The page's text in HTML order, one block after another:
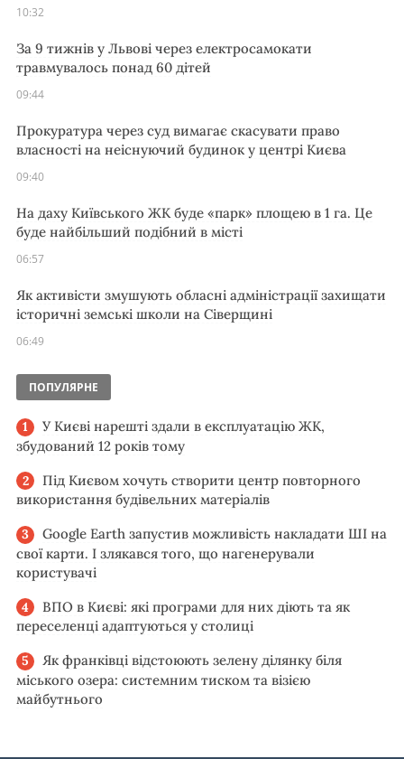
10:32
За 9 тижнів у Львові через електросамокати
травмувалось понад 60 дітей
09:44
Прокуратура через суд вимагає скасувати право
власності на неіснуючий будинок у центрі Києва
09:40
На даху Київського ЖК буде «парк» площею в 1 га. Це
буде найбільший подібний в місті
06:57
Як активісти змушують обласні адміністрації захищати
історичні земські школи на Сіверщині
06:49
ПОПУЛЯРНЕ
У Києві нарешті здали в експлуатацію ЖК,
збудований 12 років тому
Під Києвом хочуть створити центр повторного
використання будівельних матеріалів
Google Earth запустив можливість накладати ШІ на
свої карти. І злякався того, що нагенерували
користувачі
ВПО в Києві: які програми для них діють та як
переселенці адаптуються у столиці
Як франківці відстоюють зелену ділянку біля
міського озера: системним тиском та візією
майбутнього